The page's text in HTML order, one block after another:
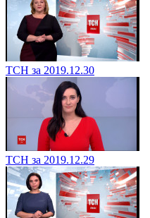
ТСН за 2019.12.30
ТСН за 2019.12.29